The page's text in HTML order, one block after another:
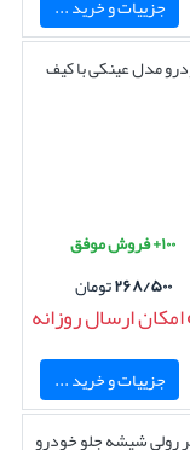
مدل عینکی با کیف
۱۰۰+ فروش موفق
۲۶۸/۵۰۰تومان
امکان ارسال روزانه
جزییات و خرید ...
رولی شیشه جلو خودرو